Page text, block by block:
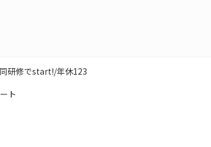
研修でstart!/年休123
ト